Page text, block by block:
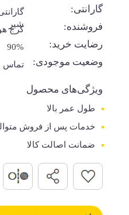
گارانتی:
شیر
فروشنده: کرج
رضایت خرید: 90%
وضعیت موجودی: تماس
ویژگی‌های محصول
طول عمر بالا
خدمات پس از فروش
ضمانت اصالت کالا